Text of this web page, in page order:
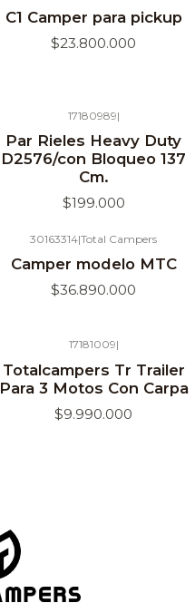
C1 Camper para pickup
$23.800.000
17180989|
Par Rieles Heavy Duty
D2576/con Bloqueo 137
Cm.
$199.000
30163314|Total Campers
Camper modelo MTC
$36.890.000
17181009|
Totalcampers Tr Trailer
Para 3 Motos Con Carpa
$9.990.000